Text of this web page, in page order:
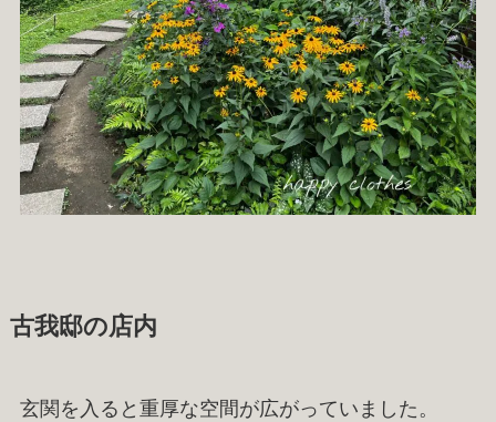
古我邸の店内
玄関を入ると重厚な空間が広がっていました。